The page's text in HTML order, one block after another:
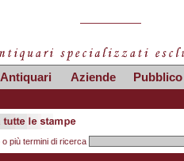
Antiquari Aziende Pubblico
più termini di ricerca